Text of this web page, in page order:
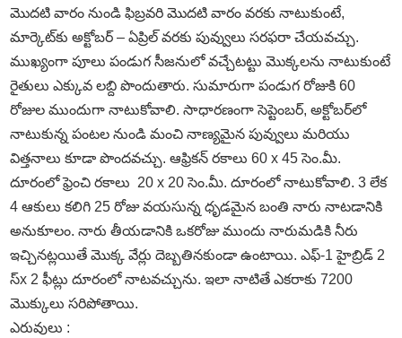
మొదటి వారం నుండి ఫిబ్రవరి మొదటి వారం వరకు నాటుకుంటే,
మార్కెట్‌కు అక్టోబర్‌ – ఏప్రిల్‌ వరకు పువ్వులు సరఫరా చేయవచ్చు.
ముఖ్యంగా పూలు పండుగ సీజనులో వచ్చేటట్టు మొక్కలను నాటుకుంటే
రైతులు ఎక్కువ లబ్ది పొందుతారు. సుమారుగా పండుగ రోజుకి 60
రోజుల ముందుగా నాటుకోవాలి. సాధారణంగా సెప్టెంబర్‌, అక్టోబర్‌లో
నాటుకున్న పంటల నుండి మంచి నాణ్యమైన పువ్వులు మరియు
విత్తనాలు కూడా పొందవచ్చు. ఆఫ్రికన్‌ రకాలు 60 x 45 సెం.మీ.
దూరంలో ఫ్రెంచి రకాలు 20 x 20 సెం.మీ. దూరంలో నాటుకోవాలి. 3 లేక
4 ఆకులు కలిగి 25 రోజు వయసున్న ధృడమైన బంతి నారు నాటడానికి
అనుకూలం. నారు తీయడానికి ఒకరోజు ముందు నారుమడికి నీరు
ఇచ్చినట్లయితే మొక్క వేర్లు దెబ్బతినకుండా ఉంటాయి. ఎఫ్‌-1 హైబ్రిడ్‌ 2
స్x 2 ఫీట్లు దూరంలో నాటవచ్చును. ఇలా నాటితే ఎకరాకు 7200
మొక్కులు సరిపోతాయి.
ఎరువులు :